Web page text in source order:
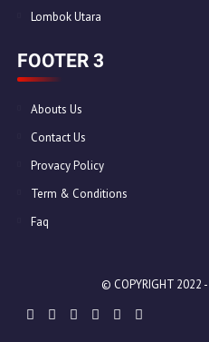
Lombok Utara
FOOTER 3
Abouts Us
Contact Us
Provacy Policy
Term & Conditions
Faq
© COPYRIGHT 2022 -